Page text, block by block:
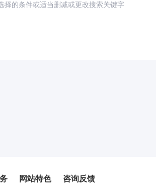
择的条件或适当删减或更改搜索关键字
网站特色 咨询反馈